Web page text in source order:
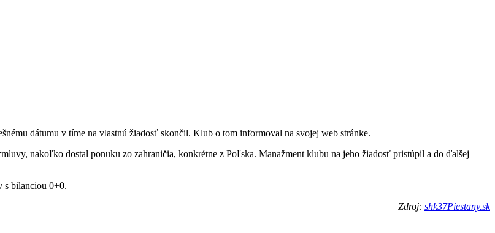
dátumu v tíme na vlastnú žiadosť skončil. Klub o tom informoval na svojej web stránke.
nakoľko dostal ponuku zo zahraničia, konkrétne z Poľska. Manažment klubu na jeho žiadosť pristúpil a do ďalšej
s bilanciou 0+0.
Zdroj: shk37Piestany.sk